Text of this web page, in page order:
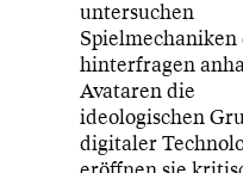
untersuchen
Spielmechaniken
hinterfragen
Avataren die
ideologischen
digitaler